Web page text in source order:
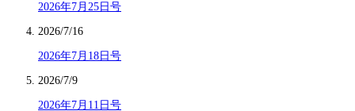
2026年7月25日号
2026/7/16
2026年7月18日号
2026/7/9
2026年7月11日号